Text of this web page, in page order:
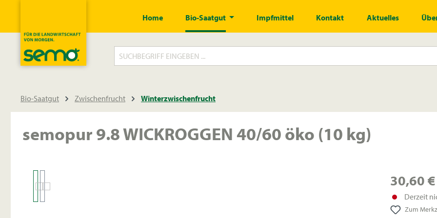
Home Bio-Saatgut Impfmittel Kontakt Aktuelles
Bio-Saatgut Zwischenfrucht Winterzwischenfrucht
semopur 9.8 WICKROGGEN 40/60 öko (10 kg)
30,60 €
Derzeit
Zum